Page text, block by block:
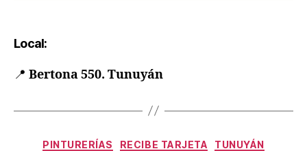
Local:
📍 Bertona 550. Tunuyán
PINTURERÍAS RECIBE TARJETA TUNUYÁN